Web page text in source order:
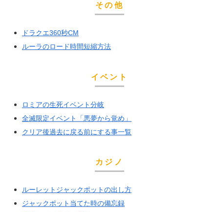
その他
ドラクエ360秒CM
ルーラのロード時間短縮方法
イベント
ロミアの生死イベント分岐
全滅限定イベント「悪夢から覚め」
クリア後過去に戻る前にする事一覧
カジノ
ルーレットジャックポットの出し方
ジャックポット当てた時の備忘録